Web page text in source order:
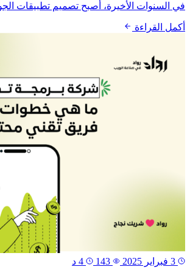
في السنوات الأخيرة، أصبح تصميم تطبيقات
أكمل القراءة